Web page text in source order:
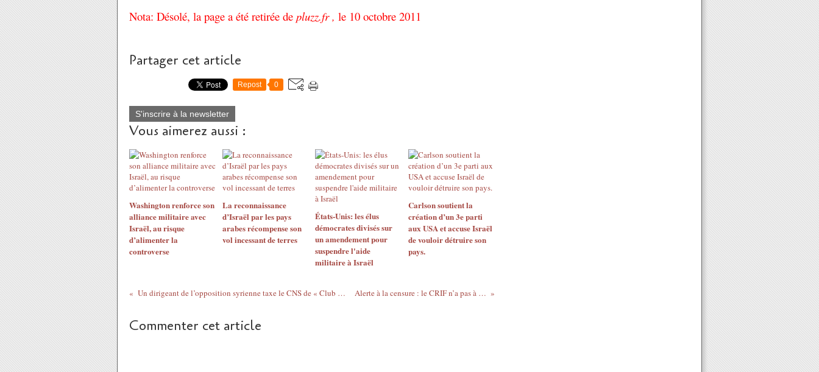
Nota: Désolé, la page a été retirée de pluzz.fr , le 10 octobre 2011
Partager cet article
Repost 0
S'inscrire à la newsletter
Vous aimerez aussi :
Washington renforce son
alliance militaire avec
Israël, au risque
d’alimenter la
controverse
La reconnaissance
d’Israël par les pays
arabes récompense son
vol incessant de terres
États-Unis: les élus
démocrates divisés sur
un amendement pour
suspendre l'aide
militaire à Israël
Carlson soutient la
création d’un 3e parti
aux USA et accuse Israël
de vouloir détruire son
pays.
Un dirigeant de l’opposition syrienne taxe le CNS de « Club de Washington » Alerte à la censure : le CRIF n’a pas à faire sa loi !
Commenter cet article